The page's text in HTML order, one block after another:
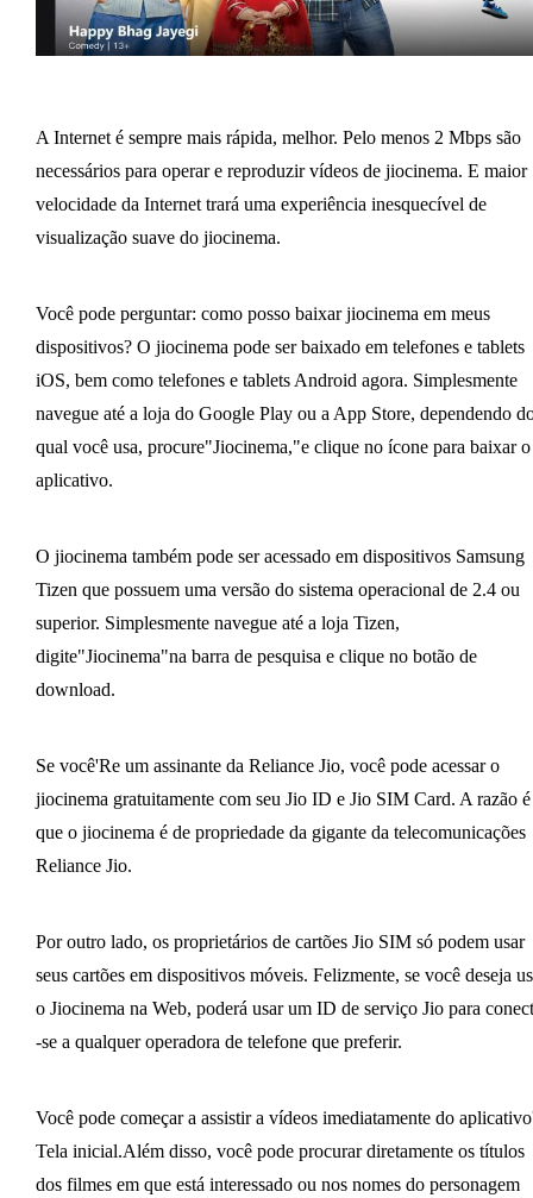
A Internet é sempre mais rápida, melhor. Pelo menos 2 Mbps são
necessários para operar e reproduzir vídeos de jiocinema. E maior
velocidade da Internet trará uma experiência inesquecível de
visualização suave do jiocinema.
Você pode perguntar: como posso baixar jiocinema em meus
dispositivos? O jiocinema pode ser baixado em telefones e tablets
iOS, bem como telefones e tablets Android agora. Simplesmente
navegue até a loja do Google Play ou a App Store, dependendo
qual você usa, procure"Jiocinema,"e clique no ícone para baixar o
aplicativo.
O jiocinema também pode ser acessado em dispositivos Samsung
Tizen que possuem uma versão do sistema operacional de 2.4 ou
superior. Simplesmente navegue até a loja Tizen,
digite"Jiocinema"na barra de pesquisa e clique no botão de
download.
Se você'Re um assinante da Reliance Jio, você pode acessar o
jiocinema gratuitamente com seu Jio ID e Jio SIM Card. A razão é
que o jiocinema é de propriedade da gigante da telecomunicações
Reliance Jio.
Por outro lado, os proprietários de cartões Jio SIM só podem usar
seus cartões em dispositivos móveis. Felizmente, se você deseja
o Jiocinema na Web, poderá usar um ID de serviço Jio para
-se a qualquer operadora de telefone que preferir.
Você pode começar a assistir a vídeos imediatamente do
Tela inicial.Além disso, você pode procurar diretamente os títulos
dos filmes em que está interessado ou nos nomes do personagem